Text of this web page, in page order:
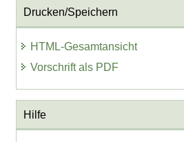
Drucken/Speichern
HTML-Gesamtansicht
Vorschrift als PDF
Hilfe